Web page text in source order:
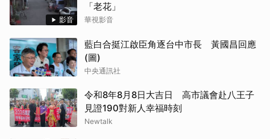
影音
「老花」
華視影音
藍白合挺江啟臣角逐台中市長 黃國昌回應
(圖)
中央通訊社
令和8年8月8日大吉日 高市議會赴八王子
見證190對新人幸福時刻
Newtalk